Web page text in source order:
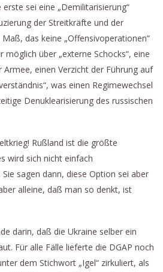
sei eine „Demilitarisierung“
der Streitkräfte und der
das keine „Offensivoperationen“
möglich über „externe Schocks“, eine
einen Verzicht der Führung auf
was einen Regimewechsel
Denuklearisierung des russischen
Rußland ist die größte
wird sich nicht einfach
Sie sagen dann, diese Option sei aber
alleine, daß man so denkt, ist
darin, daß die Ukraine selber ein
Für alle Fälle lieferte die DGAP noch
dem Stichwort „Igel“ zirkuliert, als